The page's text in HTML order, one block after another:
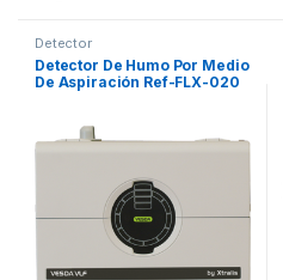
Detector
Detector De Humo Por Medio
De Aspiración Ref-FLX-020